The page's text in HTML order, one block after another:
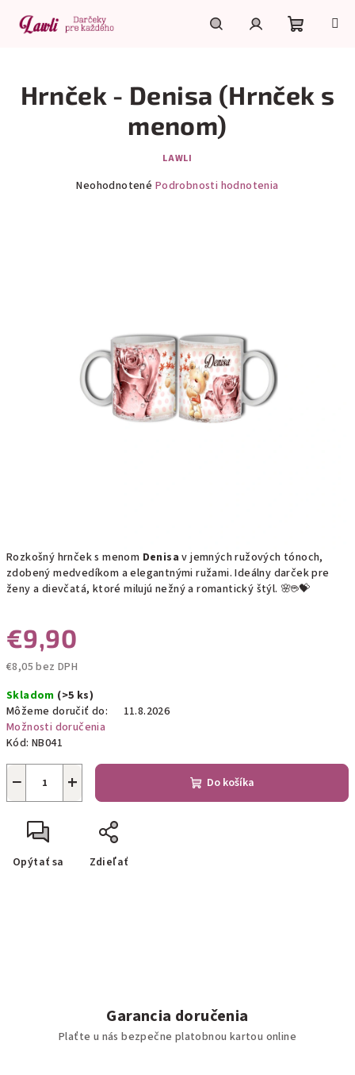
obsah
košík
Rozkošný hrnček s menom Denisa v jemných ružových tónoch,
zdobený medvedíkom a elegantnými ružami. Ideálny darček pre
ženy a dievčatá, ktoré milujú nežný a romantický štýl. 🌸☕💝
€9,90
€8,05 bez DPH
cena:
Skladom (>5 ks)
Môžeme doručiť do:
11.8.2026
Možnosti doručenia
Kód: NB041
+
− Do košíka
Opýtať sa Zdieľať
Hrnček - Denisa (Hrnček s
menom)
LAWLI
Neohodnotené Podrobnosti hodnotenia
Garancia doručenia
Plaťte u nás bezpečne platobnou kartou online